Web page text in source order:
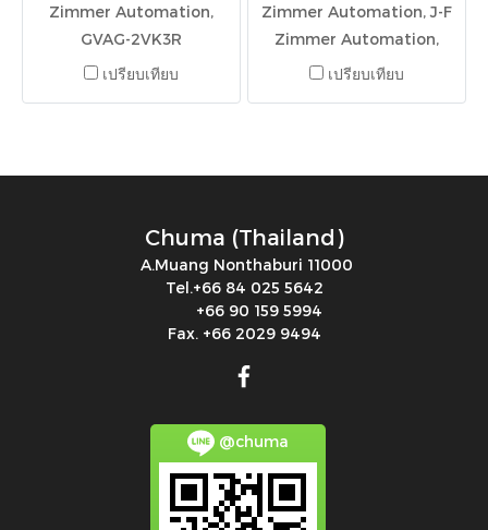
Zimmer Automation,
GVAG-2VK3R
เปรียบเทียบ
Zimmer Automation, J-F
Zimmer Automation,
DNR-98, level controller ,
เปรียบเทียบ
Chuma (Thailand)
A.Muang Nonthaburi 11000
Tel.+66 84 025 5642
+66 90 159 5994
Fax. +66 2029 9494
@chuma